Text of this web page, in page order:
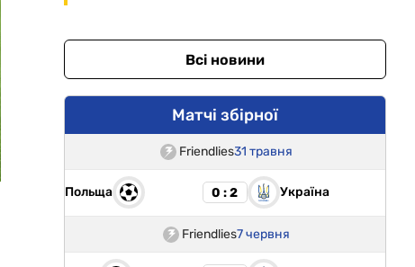
Всі новини
Матчі збірної
Friendlies31 травня
Польща 0 : 2 Україна
Friendlies7 червня